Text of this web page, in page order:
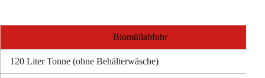
Biomüllabfuhr
120 Liter Tonne (ohne Behälterwäsche)